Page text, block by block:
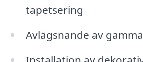
tapetsering
Avlägsnande av